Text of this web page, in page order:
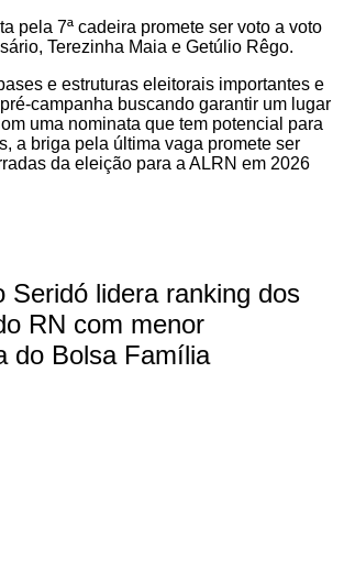
pela 7ª cadeira promete ser voto a voto
Terezinha Maia e Getúlio Rêgo.
e estruturas eleitorais importantes e
campanha buscando garantir um lugar
uma nominata que tem potencial para
a briga pela última vaga promete ser
da eleição para a ALRN em 2026
Seridó lidera ranking dos
RN com menor
do Bolsa Família